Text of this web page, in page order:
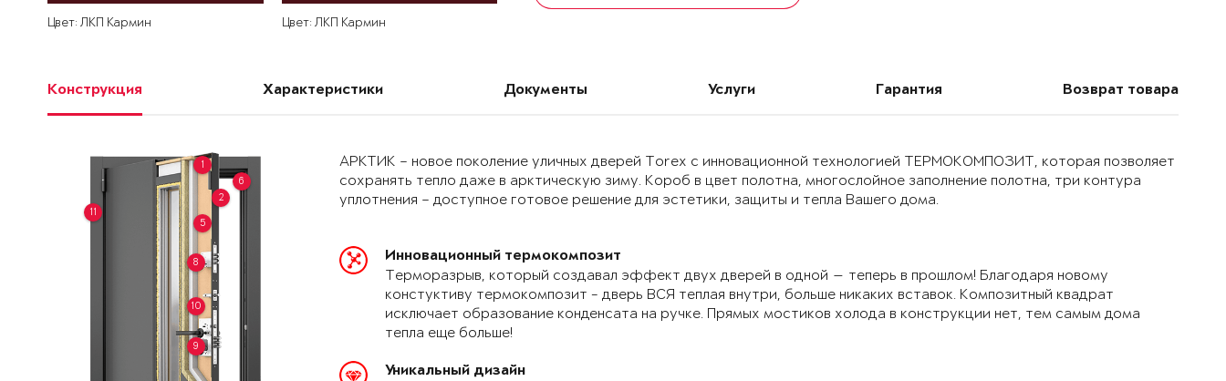
Цвет: ЛКП Кармин Цвет: ЛКП Кармин
Конструкция Характеристики Документы Услуги Гарантия Возврат товара
1
2
5
6
8
9
10
11
АРКТИК – новое поколение уличных дверей Torex с инновационной технологией ТЕРМОКОМПОЗИТ, которая позволяет
сохранять тепло даже в арктическую зиму. Короб в цвет полотна, многослойное заполнение полотна, три контура
уплотнения – доступное готовое решение для эстетики, защиты и тепла Вашего дома.
Инновационный термокомпозит
Терморазрыв, который создавал эффект двух дверей в одной — теперь в прошлом! Благодаря новому
констуктиву термокомпозит - дверь ВСЯ теплая внутри, больше никаких вставок. Композитный квадрат
исключает образование конденсата на ручке. Прямых мостиков холода в конструкции нет, тем самым дома
тепла еще больше!
Уникальный дизайн